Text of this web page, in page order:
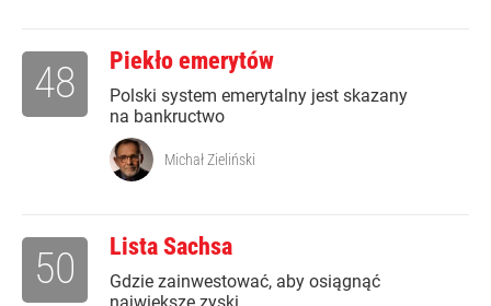
Piekło emerytów
Polski system emerytalny jest skazany
na bankructwo
48
Michał Zieliński
Lista Sachsa
Gdzie zainwestować, aby osiągnąć
50